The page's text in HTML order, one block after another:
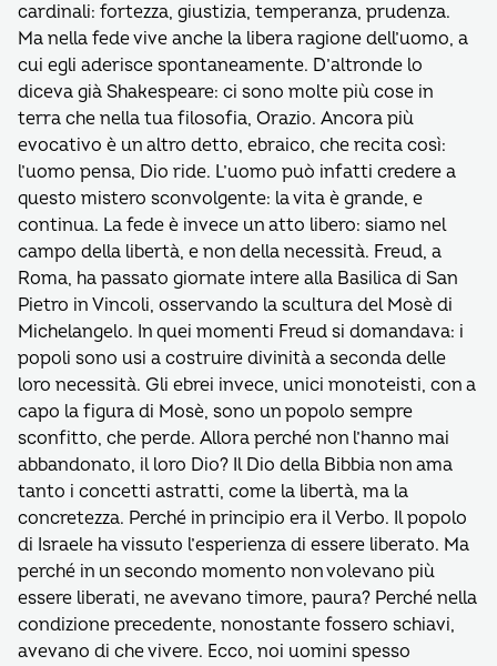
cardinali: fortezza, giustizia, temperanza, prudenza.
Ma nella fede vive anche la libera ragione dell’uomo, a
cui egli aderisce spontaneamente. D’altronde lo
diceva già Shakespeare: ci sono molte più cose in
terra che nella tua filosofia, Orazio. Ancora più
evocativo è un altro detto, ebraico, che recita così:
l’uomo pensa, Dio ride. L’uomo può infatti credere a
questo mistero sconvolgente: la vita è grande, e
continua. La fede è invece un atto libero: siamo nel
campo della libertà, e non della necessità. Freud, a
Roma, ha passato giornate intere alla Basilica di San
Pietro in Vincoli, osservando la scultura del Mosè di
Michelangelo. In quei momenti Freud si domandava: i
popoli sono usi a costruire divinità a seconda delle
loro necessità. Gli ebrei invece, unici monoteisti, con a
capo la figura di Mosè, sono un popolo sempre
sconfitto, che perde. Allora perché non l’hanno mai
abbandonato, il loro Dio? Il Dio della Bibbia non ama
tanto i concetti astratti, come la libertà, ma la
concretezza. Perché in principio era il Verbo. Il popolo
di Israele ha vissuto l’esperienza di essere liberato. Ma
perché in un secondo momento non volevano più
essere liberati, ne avevano timore, paura? Perché nella
condizione precedente, nonostante fossero schiavi,
avevano di che vivere. Ecco, noi uomini spesso